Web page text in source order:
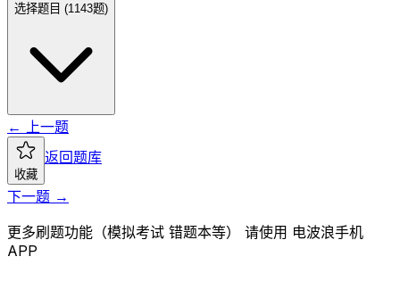
选择题目 (1143题)
← 上一题
收藏
返回题库
下一题 →
更多刷题功能（模拟考试 错题本等） 请使用 电波浪手机
APP